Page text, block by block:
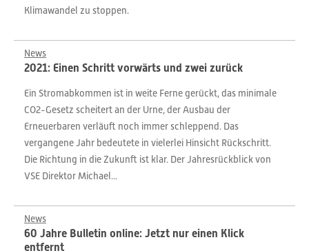
Klimawandel zu stoppen.
News
2021: Einen Schritt vorwärts und zwei zurück
Ein Stromabkommen ist in weite Ferne gerückt, das minimale
CO2-Gesetz scheitert an der Urne, der Ausbau der
Erneuerbaren verläuft noch immer schleppend. Das
vergangene Jahr bedeutete in vielerlei Hinsicht Rückschritt.
Die Richtung in die Zukunft ist klar. Der Jahresrückblick von
VSE Direktor Michael...
News
60 Jahre Bulletin online: Jetzt nur einen Klick
entfernt